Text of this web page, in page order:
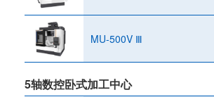
MU-500V Ⅲ
5轴数控卧式加工中心